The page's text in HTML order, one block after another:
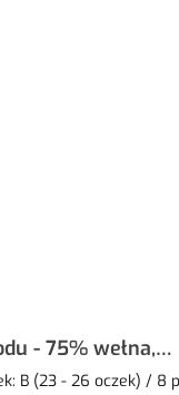
- 75% wełna,
B (23 - 26 oczek) / 8